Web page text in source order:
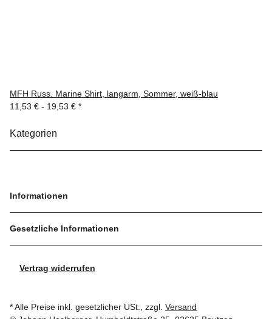
MFH Russ. Marine Shirt, langarm, Sommer, weiß-blau
11,53 € - 19,53 € *
Kategorien
Informationen
Gesetzliche Informationen
Vertrag widerrufen
* Alle Preise inkl. gesetzlicher USt., zzgl. Versand